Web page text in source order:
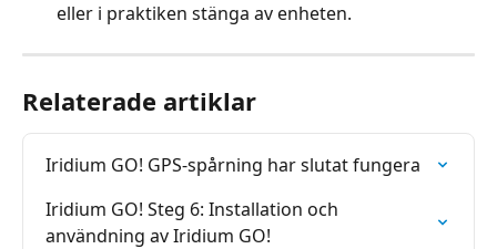
eller i praktiken stänga av enheten.
Relaterade artiklar
Iridium GO! GPS-spårning har slutat fungera
Iridium GO! Steg 6: Installation och
användning av Iridium GO!